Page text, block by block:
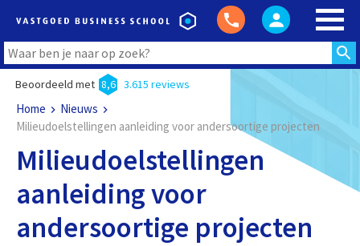
Beoordeeld met 8,6 3.615 reviews
Home
Nieuws
Milieudoelstellingen aanleiding voor andersoortige projecten
Milieudoelstellingen
aanleiding voor
andersoortige projecten